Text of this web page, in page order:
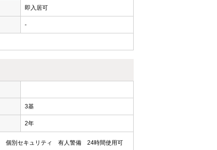
即入居可
-
3基
2年
個別セキュリティ 有人警備 24時間使用可